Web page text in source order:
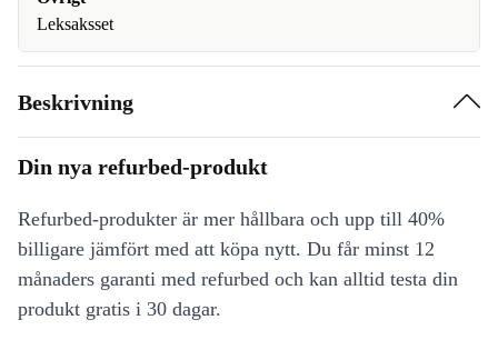
Leksaksset
Beskrivning
Din nya refurbed-produkt
Refurbed-produkter är mer hållbara och upp till 40%
billigare jämfört med att köpa nytt. Du får minst 12
månaders garanti med refurbed och kan alltid testa din
produkt gratis i 30 dagar.